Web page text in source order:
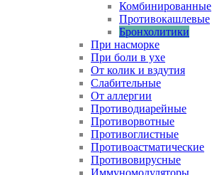
Комбинированные
Противокашлевые
Бронхолитики
При насморке
При боли в ухе
От колик и вздутия
Слабительные
От аллергии
Противодиарейные
Противорвотные
Противоглистные
Противоастматические
Противовирусные
Иммуномодуляторы